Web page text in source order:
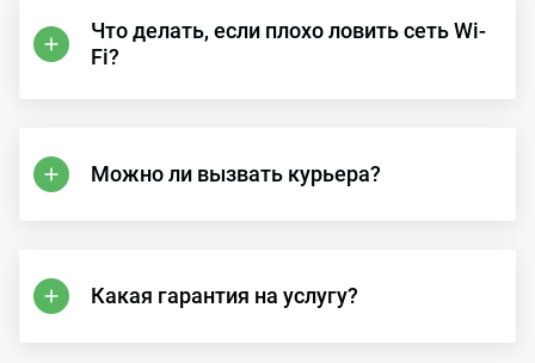
Что делать, если плохо ловить сеть Wi-
Fi?
Можно ли вызвать курьера?
Какая гарантия на услугу?